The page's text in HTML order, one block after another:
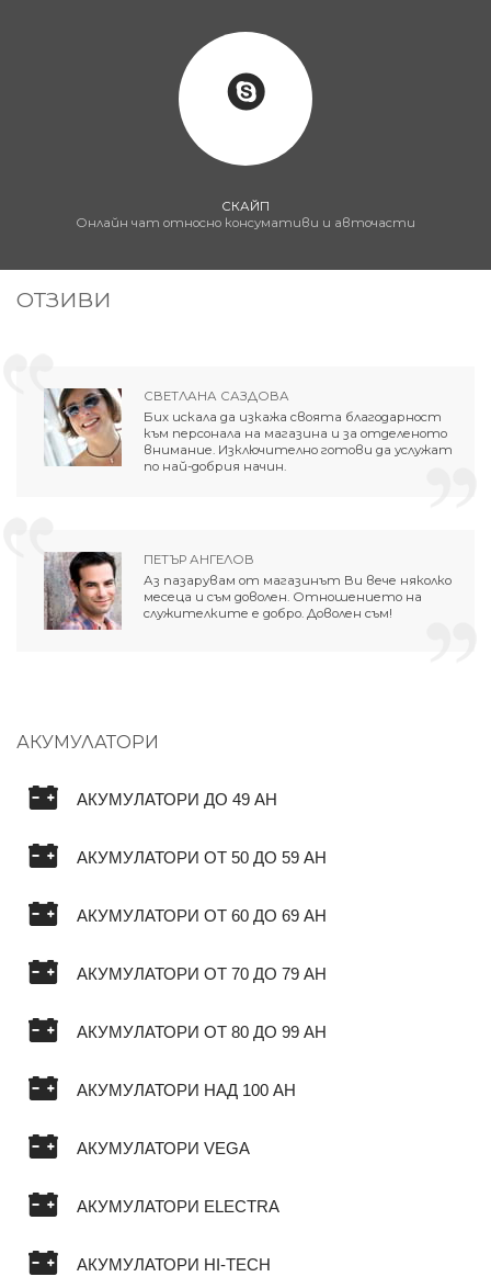
СКАЙП
Онлайн чат относно консумативи и авточасти
ОТЗИВИ
СВЕТЛАНА САЗДОВА
Бих искала да изкажа своята благодарност
към персонала на магазина и за отделеното
внимание. Изключително готови да услужат
по най-добрия начин.
ПЕТЪР АНГЕЛОВ
Аз пазарувам от магазинът Ви вече няколко
месеца и съм доволен. Отношението на
служителките е добро. Доволен съм!
АКУМУЛАТОРИ
АКУМУЛАТОРИ ДО 49 AH
АКУМУЛАТОРИ ОТ 50 ДО 59 AH
АКУМУЛАТОРИ ОТ 60 ДО 69 AH
АКУМУЛАТОРИ ОТ 70 ДО 79 AH
АКУМУЛАТОРИ ОТ 80 ДО 99 AH
АКУМУЛАТОРИ НАД 100 AH
АКУМУЛАТОРИ VEGA
АКУМУЛАТОРИ ELECTRA
АКУМУЛАТОРИ HI-TECH